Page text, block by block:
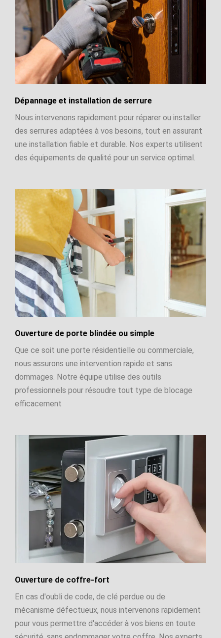
Dépannage et installation de serrure
Nous intervenons rapidement pour réparer ou installer
des serrures adaptées à vos besoins, tout en assurant
une installation fiable et durable. Nos experts utilisent
des équipements de qualité pour un service optimal.
Ouverture de porte blindée ou simple
Que ce soit une porte résidentielle ou commerciale,
nous assurons une intervention rapide et sans
dommages. Notre équipe utilise des outils
professionnels pour résoudre tout type de blocage
efficacement
Ouverture de coffre-fort
En cas d'oubli de code, de clé perdue ou de
mécanisme défectueux, nous intervenons rapidement
pour vous permettre d'accéder à vos biens en toute